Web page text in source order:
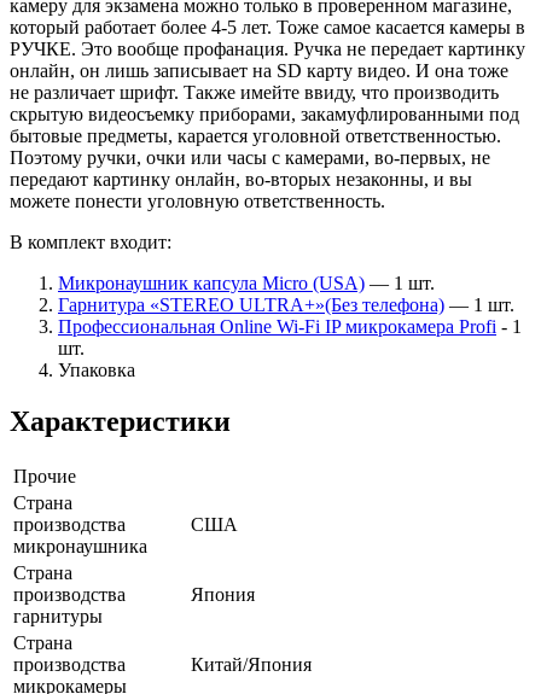
камеру для экзамена можно только в проверенном магазине,
который работает более 4-5 лет. Тоже самое касается камеры в
РУЧКЕ. Это вообще профанация. Ручка не передает картинку
онлайн, он лишь записывает на SD карту видео. И она тоже
не различает шрифт. Также имейте ввиду, что производить
скрытую видеосъемку приборами, закамуфлированными под
бытовые предметы, карается уголовной ответственностью.
Поэтому ручки, очки или часы с камерами, во-первых, не
передают картинку онлайн, во-вторых незаконны, и вы
можете понести уголовную ответственность.
В комплект входит:
Микронаушник капсула Micro (USA) — 1 шт.
Гарнитура «STEREO ULTRA+»(Без телефона) — 1 шт.
Профессиональная Online Wi-Fi IP микрокамера Profi - 1
шт.
Упаковка
Характеристики
Прочие
Страна
производства
микронаушника
США
Страна
производства
гарнитуры
Япония
Страна
производства
микрокамеры
Китай/Япония